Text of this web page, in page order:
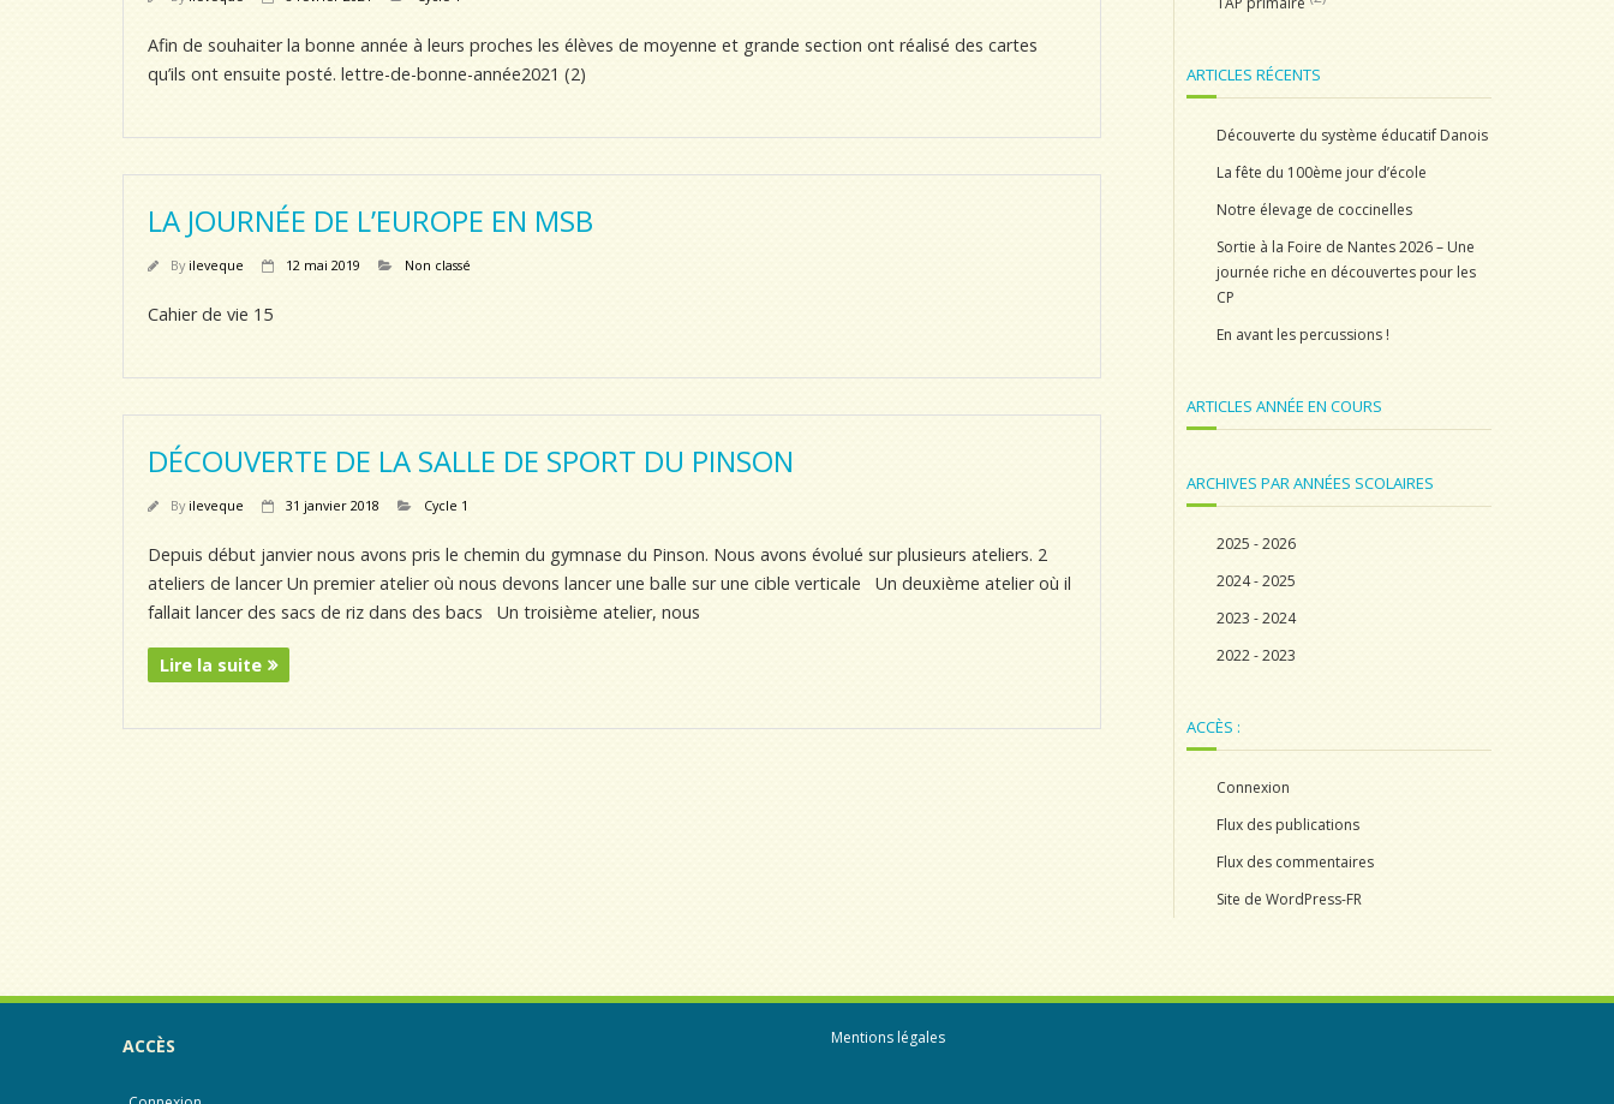
Afin de souhaiter la bonne année à leurs proches les élèves de moyenne et grande section ont réalisé des cartes
qu’ils ont ensuite posté. lettre-de-bonne-année2021 (2)
LA JOURNÉE DE L’EUROPE EN MSB
By ileveque 12 mai 2019 Non classé
Cahier de vie 15
DÉCOUVERTE DE LA SALLE DE SPORT DU PINSON
By ileveque 31 janvier 2018 Cycle 1
Depuis début janvier nous avons pris le chemin du gymnase du Pinson. Nous avons évolué sur plusieurs ateliers. 2
ateliers de lancer Un premier atelier où nous devons lancer une balle sur une cible verticale Un deuxième atelier où il
fallait lancer des sacs de riz dans des bacs Un troisième atelier, nous
Lire la suite
ARTICLES RÉCENTS
Découverte du système éducatif Danois
La fête du 100ème jour d’école
Notre élevage de coccinelles
Sortie à la Foire de Nantes 2026 – Une
journée riche en découvertes pour les
CP
En avant les percussions !
ARTICLES ANNÉE EN COURS
ARCHIVES PAR ANNÉES SCOLAIRES
2025 - 2026
2024 - 2025
2023 - 2024
2022 - 2023
ACCÈS :
Connexion
Flux des publications
Flux des commentaires
Site de WordPress-FR
ACCÈS Mentions légales